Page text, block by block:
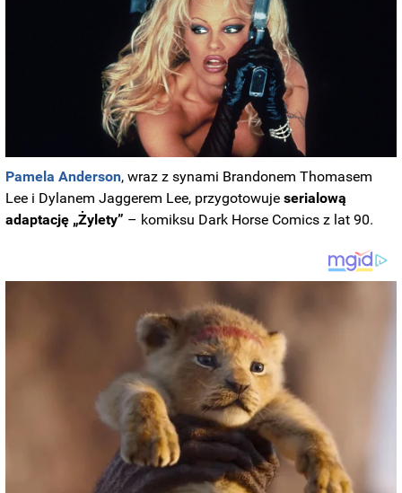
Pamela Anderson, wraz z synami Brandonem Thomasem
Lee i Dylanem Jaggerem Lee, przygotowujeserialową
adaptację „Żylety” – komiksu Dark Horse Comics z lat 90.